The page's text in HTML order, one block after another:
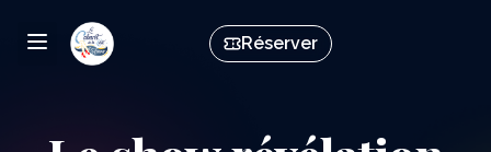
Réserver